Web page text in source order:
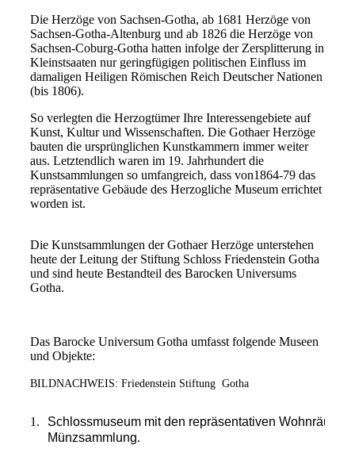
Die Herzöge von Sachsen-Gotha, ab 1681 Herzöge von
Sachsen-Gotha-Altenburg und ab 1826 die Herzöge von
Sachsen-Coburg-Gotha hatten infolge der Zersplitterung in
Kleinstsaaten nur geringfügigen politischen Einfluss im
damaligen Heiligen Römischen Reich Deutscher Nationen
(bis 1806).
So verlegten die Herzogtümer Ihre Interessengebiete auf
Kunst, Kultur und Wissenschaften. Die Gothaer Herzöge
bauten die ursprünglichen Kunstkammern immer weiter
aus. Letztendlich waren im 19. Jahrhundert die
Kunstsammlungen so umfangreich, dass von1864-79 das
repräsentative Gebäude des Herzogliche Museum errichtet
worden ist.
Die Kunstsammlungen der Gothaer Herzöge unterstehen
heute der Leitung der Stiftung Schloss Friedenstein Gotha
und sind heute Bestandteil des Barocken Universums
Gotha.
Das Barocke Universum Gotha umfasst folgende Museen
und Objekte:
BILDNACHWEIS: Friedenstein Stiftung Gotha
1 .
Schlossmuseum mit den repräsentativen
Münzsammlung.